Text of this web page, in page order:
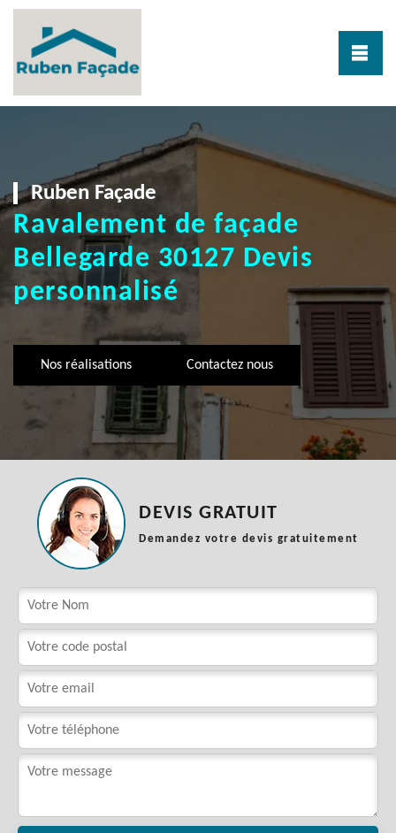
Ruben Façade
Ravalement de façade
Bellegarde 30127 Devis
personnalisé
Nos réalisations Contactez nous
DEVIS GRATUIT
Demandez votre devis gratuitement